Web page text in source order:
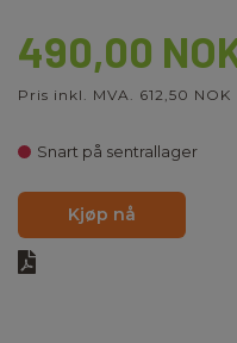
490,00
Pris inkl. MVA. 612,50 NOK
Snart på sentrallager
Kjøp nå